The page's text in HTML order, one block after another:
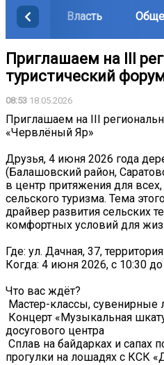
Власть
Приглашаем на III
туристический
08:53 18.05.2026
Приглашаем на III
«Червлёный Яр»
Друзья, 4 июня 2026 года
(Балашовский район,
в центр притяжения для
сельского туризма. Тема
драйвер развития сельских
комфортных условий для
Где: ул. Дачная, 37,
Когда: 4 июня 2026, с 10:30
Что вас ждёт?
Мастер-классы, сувенирные
Концерт «Музыкальная
досугового центра
Сплав на байдарках и сапах
прогулки на лошадях с КСК